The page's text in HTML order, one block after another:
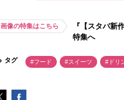
画像の特集はこちら
『【スタバ新
特集へ
タグ #フード #スイーツ #ドリ